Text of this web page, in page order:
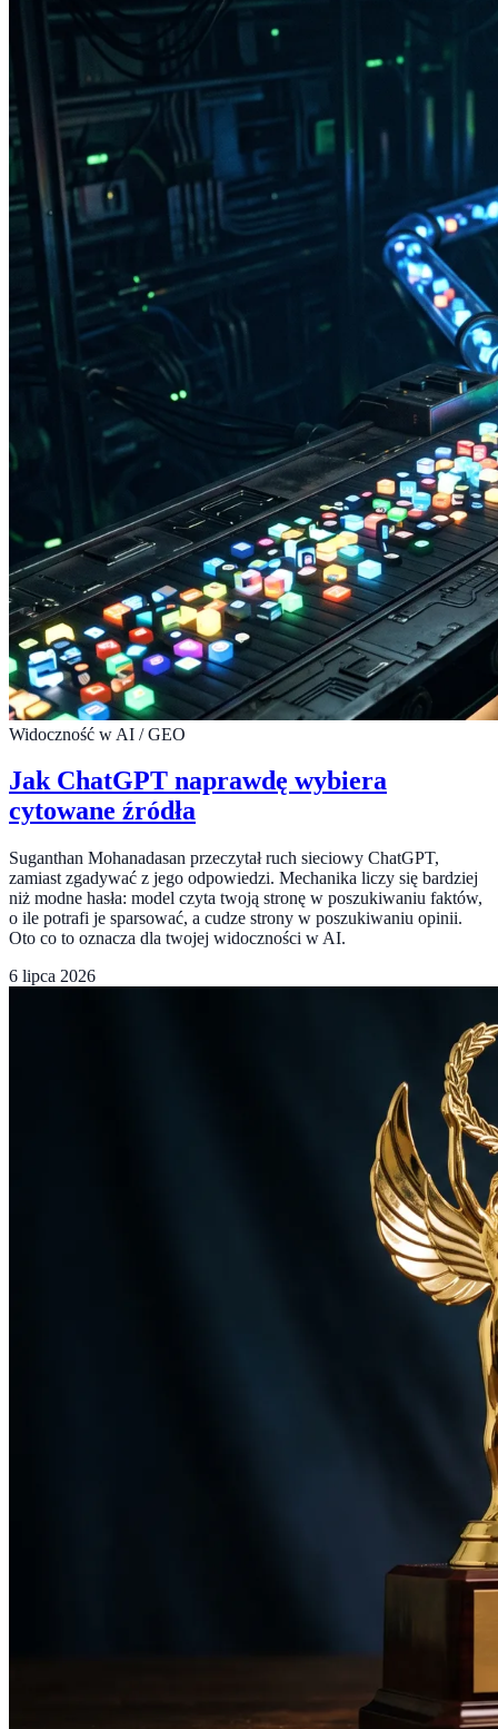
Widoczność w AI / GEO
Jak ChatGPT naprawdę wybiera
cytowane źródła
Suganthan Mohanadasan przeczytał ruch sieciowy ChatGPT,
zamiast zgadywać z jego odpowiedzi. Mechanika liczy się bardziej
niż modne hasła: model czyta twoją stronę w poszukiwaniu faktów,
o ile potrafi je sparsować, a cudze strony w poszukiwaniu opinii.
Oto co to oznacza dla twojej widoczności w AI.
6 lipca 2026